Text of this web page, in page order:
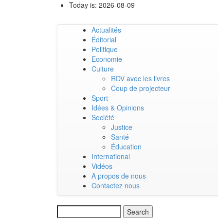
Today is: 2026-08-09
Main
navigation
Actualités
Éditorial
Politique
Economie
Culture
RDV avec les livres
Coup de projecteur
Sport
Idées & Opinions
Société
Justice
Santé
Éducation
International
Vidéos
A propos de nous
Contactez nous